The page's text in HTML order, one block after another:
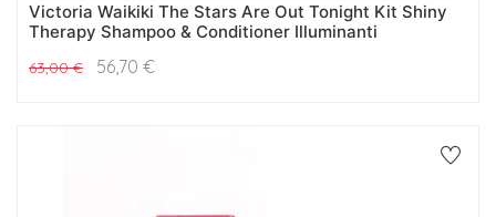
Victoria Waikiki The Stars Are Out Tonight Kit Shiny
Therapy Shampoo & Conditioner Illuminanti
63,00€ 56,70 €